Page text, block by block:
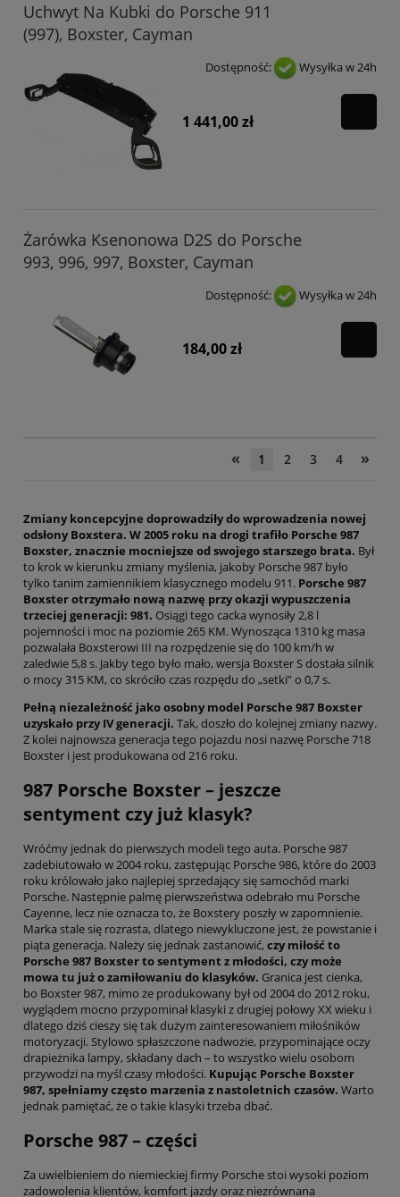
Uchwyt Na Kubki do Porsche 911
(997), Boxster, Cayman
Dostępność: Wysyłka w 24h
1 441,00 zł
Żarówka Ksenonowa D2S do Porsche
993, 996, 997, Boxster, Cayman
Dostępność: Wysyłka w 24h
184,00 zł
« 1 2 3 4 »
Zmiany koncepcyjne doprowadziły do wprowadzenia nowej
odsłony Boxstera. W 2005 roku na drogi trafiło Porsche 987
Boxster, znacznie mocniejsze od swojego starszego brata. Był
to krok w kierunku zmiany myślenia, jakoby Porsche 987 było
tylko tanim zamiennikiem klasycznego modelu 911. Porsche 987
Boxster otrzymało nową nazwę przy okazji wypuszczenia
trzeciej generacji: 981. Osiągi tego cacka wynosiły 2,8 l
pojemności i moc na poziomie 265 KM. Wynosząca 1310 kg masa
pozwalała Boxsterowi III na rozpędzenie się do 100 km/h w
zaledwie 5,8 s. Jakby tego było mało, wersja Boxster S dostała silnik
o mocy 315 KM, co skróciło czas rozpędu do „setki” o 0,7 s.
Pełną niezależność jako osobny model Porsche 987 Boxster
uzyskało przy IV generacji. Tak, doszło do kolejnej zmiany nazwy.
Z kolei najnowsza generacja tego pojazdu nosi nazwę Porsche 718
Boxster i jest produkowana od 216 roku.
987 Porsche Boxster – jeszcze
sentyment czy już klasyk?
Wróćmy jednak do pierwszych modeli tego auta. Porsche 987
zadebiutowało w 2004 roku, zastępując Porsche 986, które do 2003
roku królowało jako najlepiej sprzedający się samochód marki
Porsche. Następnie palmę pierwszeństwa odebrało mu Porsche
Cayenne, lecz nie oznacza to, że Boxstery poszły w zapomnienie.
Marka stale się rozrasta, dlatego niewykluczone jest, że powstanie i
piąta generacja. Należy się jednak zastanowić, czy miłość to
Porsche 987 Boxster to sentyment z młodości, czy może
mowa tu już o zamiłowaniu do klasyków. Granica jest cienka,
bo Boxster 987, mimo że produkowany był od 2004 do 2012 roku,
wyglądem mocno przypominał klasyki z drugiej połowy XX wieku i
dlatego dziś cieszy się tak dużym zainteresowaniem miłośników
motoryzacji. Stylowo spłaszczone nadwozie, przypominające oczy
drapieżnika lampy, składany dach – to wszystko wielu osobom
przywodzi na myśl czasy młodości. Kupując Porsche Boxster
987, spełniamy często marzenia z nastoletnich czasów. Warto
jednak pamiętać, że o takie klasyki trzeba dbać.
Porsche 987 – części
Za uwielbieniem do niemieckiej firmy Porsche stoi wysoki poziom
zadowolenia klientów, komfort jazdy oraz niezrównana